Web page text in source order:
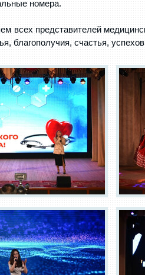
номера.
всех представителей
благополучия, счастья,